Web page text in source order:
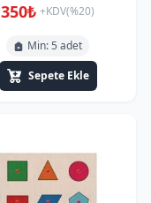
350₺ +KDV(%20)
Min: 5 adet
Sepete Ekle